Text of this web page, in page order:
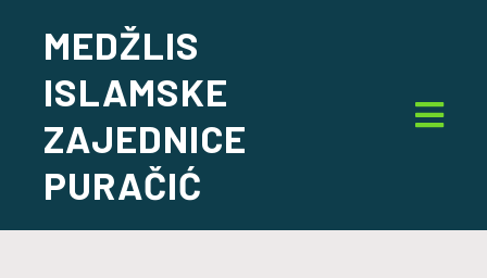
MEDŽLIS
ISLAMSKE
ZAJEDNICE
PURAČIĆ